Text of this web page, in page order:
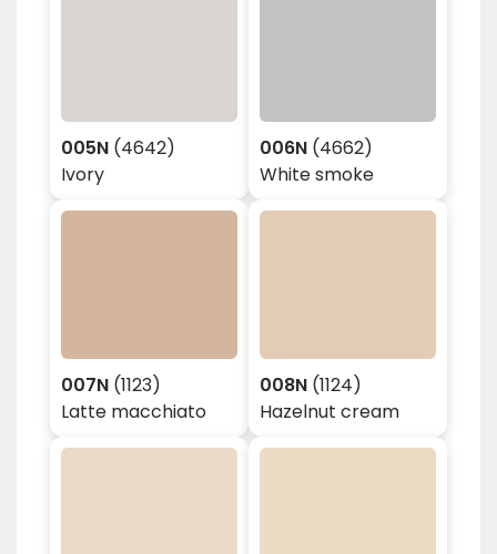
005N (4642)
Ivory
006N (4662)
White smoke
007N (1123)
Latte macchiato
008N (1124)
Hazelnut cream